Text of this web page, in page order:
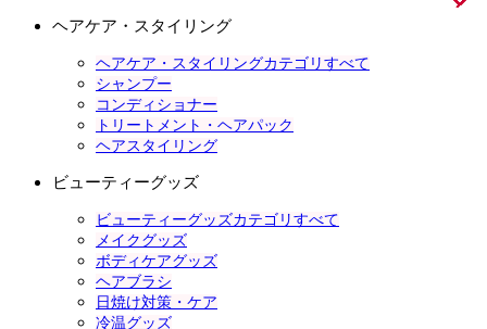
ヘアケア・スタイリング
ヘアケア・スタイリングカテゴリすべて
シャンプー
コンディショナー
トリートメント・ヘアパック
ヘアスタイリング
ビューティーグッズ
ビューティーグッズカテゴリすべて
メイクグッズ
ボディケアグッズ
ヘアブラシ
日焼け対策・ケア
冷温グッズ